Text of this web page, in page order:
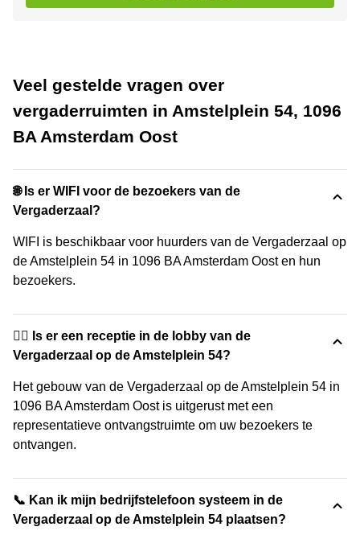
Veel gestelde vragen over
vergaderruimten in Amstelplein 54, 1096
BA Amsterdam Oost
🌐 Is er WIFI voor de bezoekers van de
Vergaderzaal?
WIFI is beschikbaar voor huurders van de Vergaderzaal op
de Amstelplein 54 in 1096 BA Amsterdam Oost en hun
bezoekers.
🙋‍♀️ Is er een receptie in de lobby van de
Vergaderzaal op de Amstelplein 54?
Het gebouw van de Vergaderzaal op de Amstelplein 54 in
1096 BA Amsterdam Oost is uitgerust met een
representatieve ontvangstruimte om uw bezoekers te
ontvangen.
📞 Kan ik mijn bedrijfstelefoon systeem in de
Vergaderzaal op de Amstelplein 54 plaatsen?